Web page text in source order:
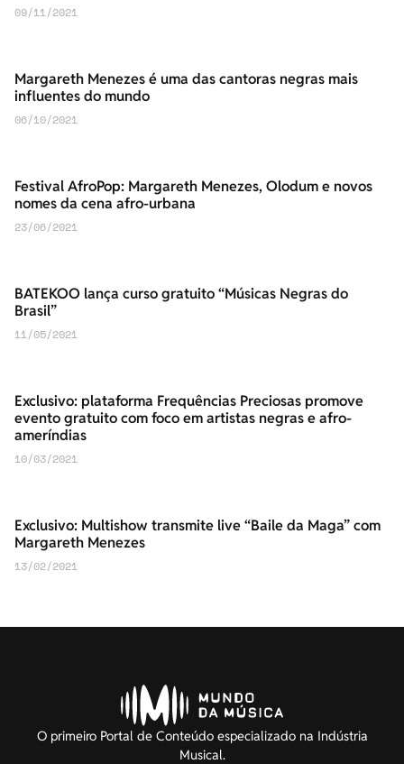
09/11/2021
Margareth Menezes é uma das cantoras negras mais
influentes do mundo
06/10/2021
Festival AfroPop: Margareth Menezes, Olodum e novos
nomes da cena afro-urbana
23/06/2021
BATEKOO lança curso gratuito “Músicas Negras do
Brasil”
11/05/2021
Exclusivo: plataforma Frequências Preciosas promove
evento gratuito com foco em artistas negras e afro-
ameríndias
10/03/2021
Exclusivo: Multishow transmite live “Baile da Maga” com
Margareth Menezes
13/02/2021
O primeiro Portal de Conteúdo especializado na Indústria
Musical.